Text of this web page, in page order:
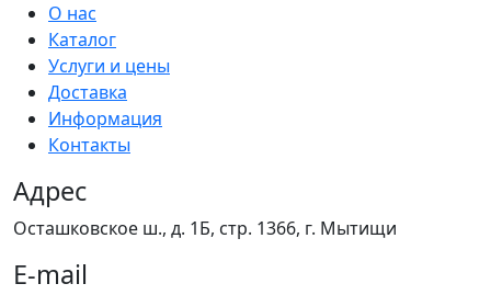
О нас
Каталог
Услуги и цены
Доставка
Информация
Контакты
Адрес
Осташковское ш., д. 1Б, стр. 1366, г. Мытищи
E-mail